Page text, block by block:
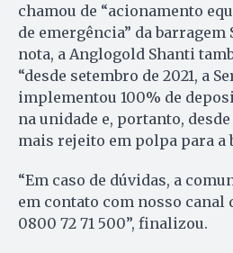
chamou de “acionamento
de emergência” da barragem
nota, a Anglogold Shanti
“desde setembro de 2021, a
implementou 100% de
na unidade e, portanto,
mais rejeito em polpa para a
“Em caso de dúvidas, a
em contato com nosso canal
0800 72 71 500”, finalizou.